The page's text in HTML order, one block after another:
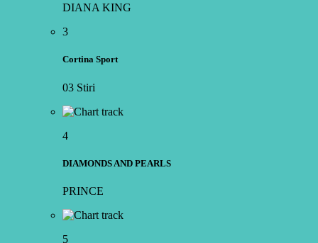
DIANA KING
3
Cortina Sport
03 Stiri
4
DIAMONDS AND PEARLS
PRINCE
5